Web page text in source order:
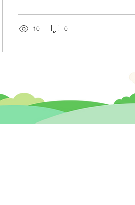
言語治療 | 腦部受創 1:05 言語治
間 #Maggie_Sun #MP_weekly
10 0